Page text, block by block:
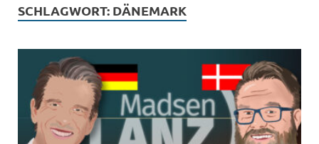
SCHLAGWORT: DÄNEMARK